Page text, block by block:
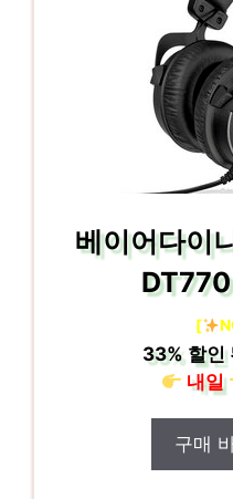
베이어다이
[
33%할인
내일
구매